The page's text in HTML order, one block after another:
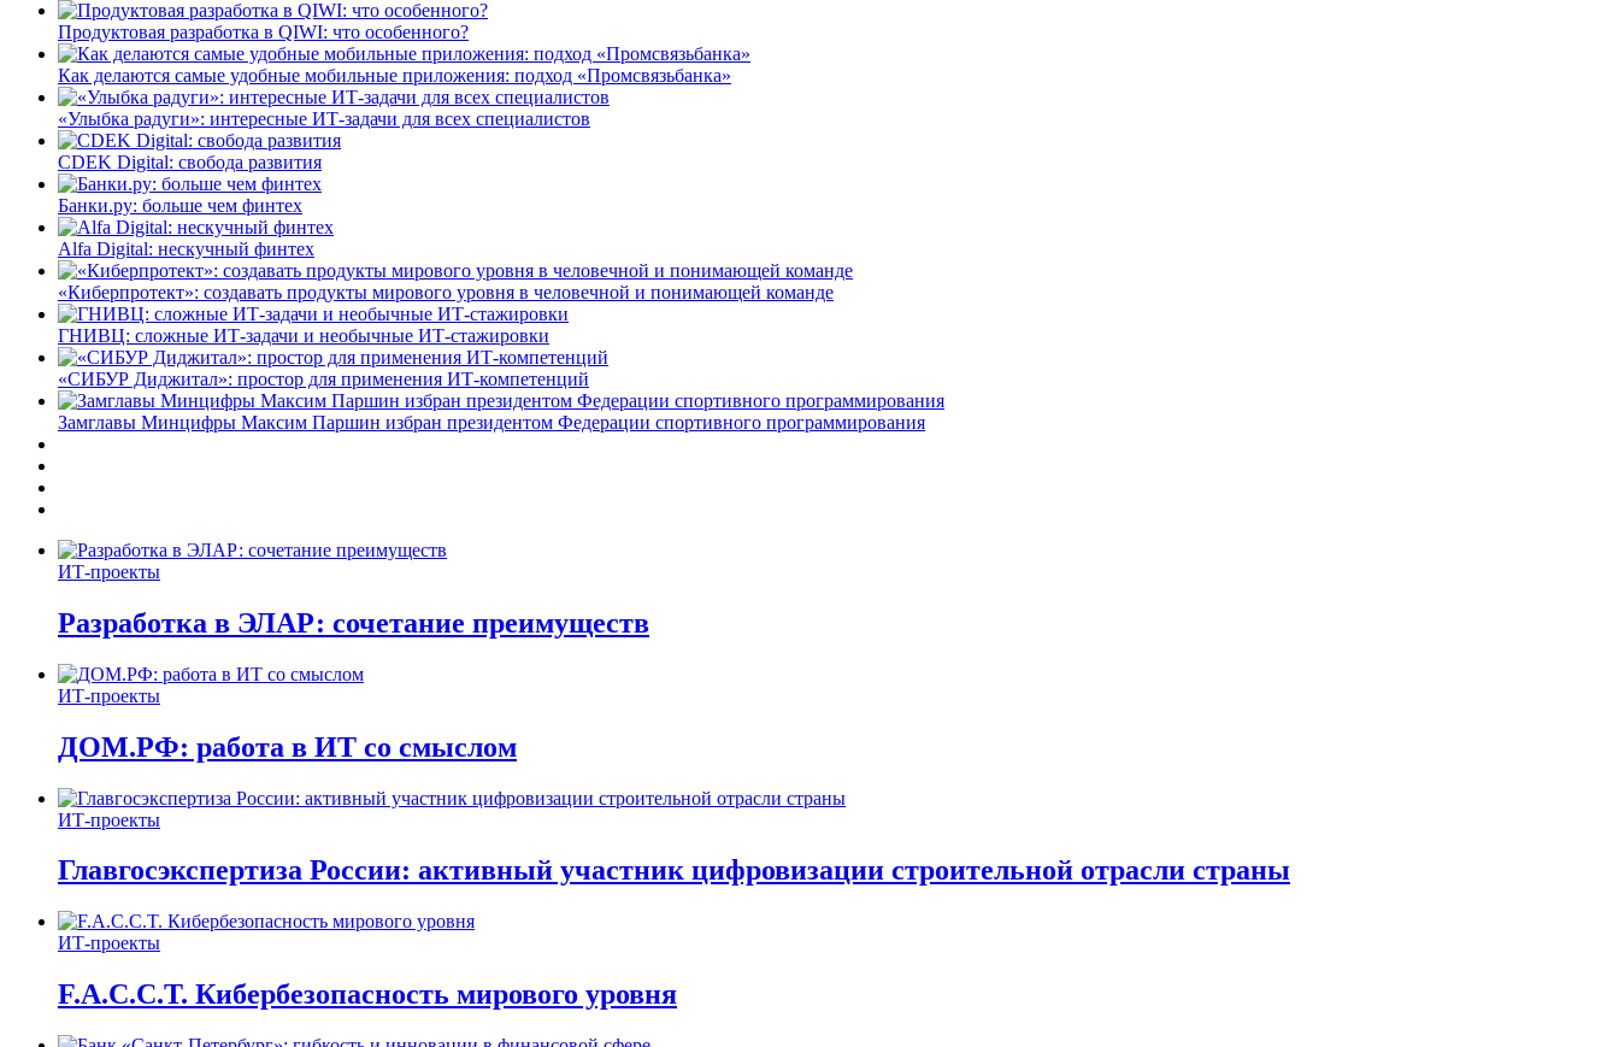
Продуктовая разработка в QIWI: что особенного?
Как делаются самые удобные мобильные приложения: подход «Промсвязьбанка»
«Улыбка радуги»: интересные ИТ-задачи для всех специалистов
CDEK Digital: свобода развития
Банки.ру: больше чем финтех
Alfa Digital: нескучный финтех
«Киберпротект»: создавать продукты мирового уровня в человечной и понимающей команде
ГНИВЦ: сложные ИТ‑задачи и необычные ИТ‑стажировки
«СИБУР Диджитал»: простор для применения ИТ-компетенций
Замглавы Минцифры Максим Паршин избран президентом Федерации спортивного программирования
ИТ-проекты
Разработка в ЭЛАР: сочетание преимуществ
ИТ-проекты
ДОМ.РФ: работа в ИТ со смыслом
ИТ-проекты
Главгосэкспертиза России: активный участник цифровизации строительной отрасли страны
ИТ-проекты
F.A.C.C.T. Кибербезопасность мирового уровня